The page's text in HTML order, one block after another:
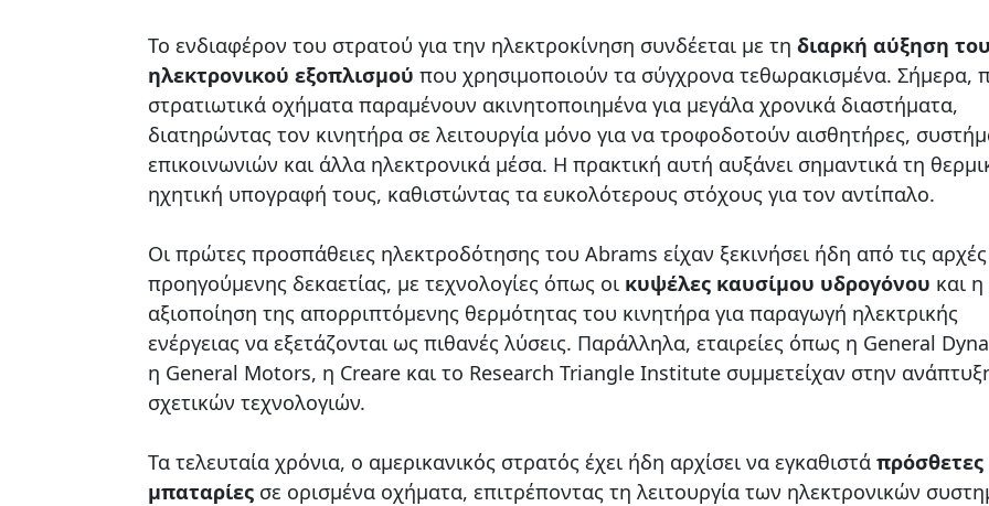
Το ενδιαφέρον του στρατού για την ηλεκτροκίνηση συνδέεται με τη διαρκή αύξηση
ηλεκτρονικού εξοπλισμού που χρησιμοποιούν τα σύγχρονα τεθωρακισμένα. Σήμερα,
στρατιωτικά οχήματα παραμένουν ακινητοποιημένα για μεγάλα χρονικά διαστήματα,
διατηρώντας τον κινητήρα σε λειτουργία μόνο για να τροφοδοτούν αισθητήρες,
επικοινωνιών και άλλα ηλεκτρονικά μέσα. Η πρακτική αυτή αυξάνει σημαντικά τη
ηχητική υπογραφή τους, καθιστώντας τα ευκολότερους στόχους για τον αντίπαλο.
Οι πρώτες προσπάθειες ηλεκτροδότησης του Abrams είχαν ξεκινήσει ήδη από τις
προηγούμενης δεκαετίας, με τεχνολογίες όπως οι κυψέλες καυσίμου υδρογόνου και η
αξιοποίηση της απορριπτόμενης θερμότητας του κινητήρα για παραγωγή ηλεκτρικής
ενέργειας να εξετάζονται ως πιθανές λύσεις. Παράλληλα, εταιρείες όπως η General
η General Motors, η Creare και το Research Triangle Institute συμμετείχαν στην
σχετικών τεχνολογιών.
Τα τελευταία χρόνια, ο αμερικανικός στρατός έχει ήδη αρχίσει να εγκαθιστά πρόσθετες
μπαταρίες σε ορισμένα οχήματα, επιτρέποντας τη λειτουργία των ηλεκτρονικών